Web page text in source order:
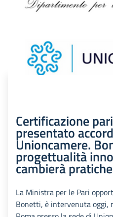
Certificazione
presentato
Unioncamere.
progettualità
cambierà
La Ministra per le Pari
Bonetti, è intervenuta oggi,